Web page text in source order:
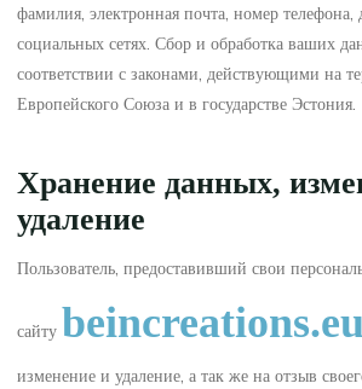
фамилия, электронная почта, номер телефона,
социальных сетях. Сбор и обработка ваших
соответствии с законами, действующими на
Европейского Союза и в государстве Эстония.
Хранение данных,
удаление
Пользователь, предоставивший свои
сайту beincreations.eu
изменение и удаление, а так же на отзыв